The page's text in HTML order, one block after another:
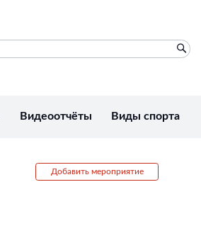
Видеоотчёты Виды спорта
Добавить мероприятие